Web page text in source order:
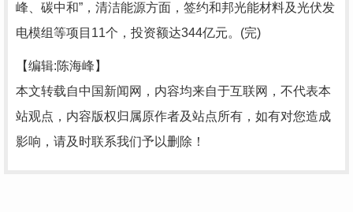
峰、碳中和”，清洁能源方面，签约和邦光能材料及光伏发
电模组等项目11个，投资额达344亿元。(完)
【编辑:陈海峰】
本文转载自中国新闻网，内容均来自于互联网，不代表本
站观点，内容版权归属原作者及站点所有，如有对您造成
影响，请及时联系我们予以删除！